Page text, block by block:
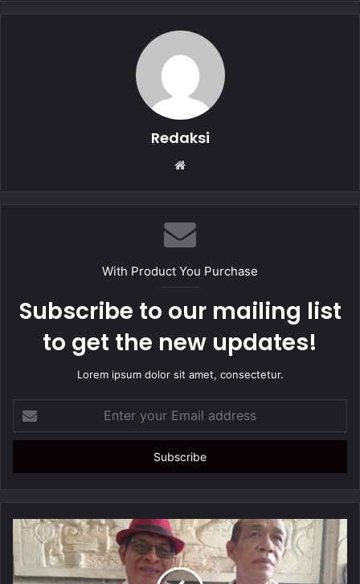
Redaksi
s
i
e
With Product You Purchase
Subscribe to our mailing list
to get the new updates!
Lorem ipsum dolor sit amet, consectetur.
t
r
E
m